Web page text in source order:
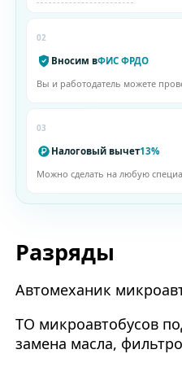
02
Вносим вФИС ФРДО
Вы и работодатель можете
03
Налоговый вычет13%
Можно сделать на любую
Разряды
Автомеханик
ТО микроавтобусов
замена масла,